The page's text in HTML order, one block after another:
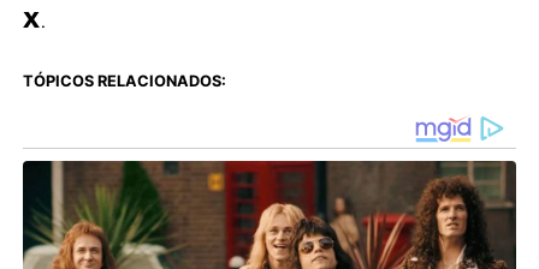
X.
TÓPICOS RELACIONADOS: